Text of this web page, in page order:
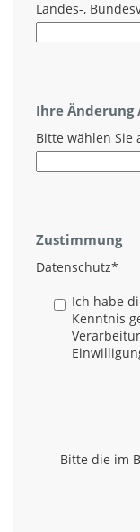
Landes-,
Ihre
Bitte wählen Sie
Zustimmung
Datenschutz*
Ich habe
Kenntnis
Bitte die im